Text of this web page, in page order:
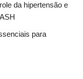
da hipertensão e
para